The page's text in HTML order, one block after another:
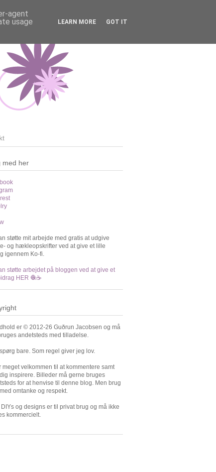
med her
støtte mit arbejde med gratis at udgive
og hækleopskrifter ved at give et lille
igennem Ko-fi.
støtte arbejdet på bloggen ved at give et
HER 🧶☕️
er © 2012-26 Guðrun Jacobsen og må
andetsteds med tilladelse.
bare. Som regel giver jeg lov.
meget velkommen til at kommentere samt
inspirere. Billeder må gerne bruges
for at henvise til denne blog. Men brug
omtanke og respekt.
DIYs og designs er til privat brug og må ikke
kommercielt.
agent
usage
LEARN MORE GOT IT